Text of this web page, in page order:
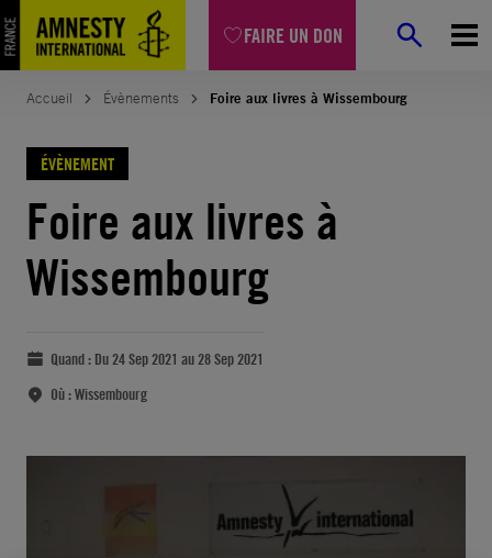
FAIRE UN DON
Accueil Évènements Foire aux livres à Wissembourg
ÉVÈNEMENT
Foire aux livres à
Wissembourg
Quand : Du 24 Sep 2021 au 28 Sep 2021
Où :Wissembourg